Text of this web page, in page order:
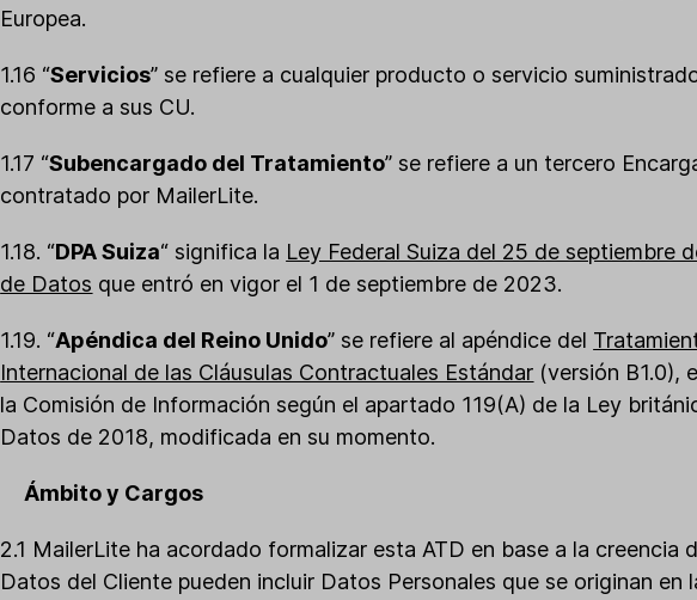
Europea.
1.16 “Servicios” se refiere a cualquier producto o servicio
conforme a sus CU.
1.17 “Subencargado del Tratamiento” se refiere a un tercero
contratado por MailerLite.
1.18. “DPA Suiza“ significa la Ley Federal Suiza del 25 de septiembre
de Datos que entró en vigor el 1 de septiembre de 2023.
1.19. “Apéndica del Reino Unido” se refiere al apéndice del
Internacional de las Cláusulas Contractuales Estándar (versión B1.0),
la Comisión de Información según el apartado 119(A) de la Ley
Datos de 2018, modificada en su momento.
Ámbito y Cargos
2.1 MailerLite ha acordado formalizar esta ATD en base a la creencia
Datos del Cliente pueden incluir Datos Personales que se originan en